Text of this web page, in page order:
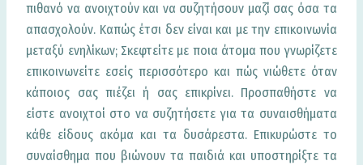
πιθανό να ανοιχτούν και να συζητήσουν μαζί σας όσα τα
απασχολούν. Καπώς έτσι δεν είναι και με την επικοινωνία
μεταξύ ενηλίκων; Σκεφτείτε με ποια άτομα που γνωρίζετε
επικοινωνείτε εσείς περισσότερο και πώς νιώθετε όταν
κάποιος σας πιέζει ή σας επικρίνει. Προσπαθήστε να
είστε ανοιχτοί στο να συζητήσετε για τα συναισθήματα
κάθε είδους ακόμα και τα δυσάρεστα. Επικυρώστε το
συναίσθημα που βιώνουν τα παιδιά και υποστηρίξτε τα